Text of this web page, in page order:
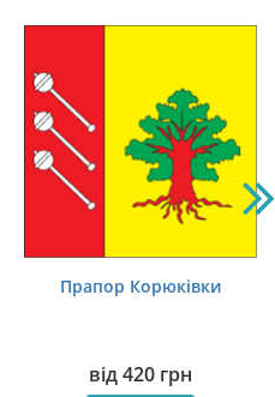
Прапор Корюківки
від420 грн